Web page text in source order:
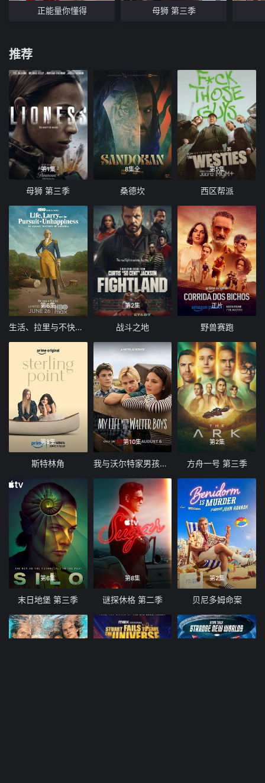
正能量你懂得 母狮 第三季
推荐
第1集
母狮 第三季
8集全
桑德坎
第5集
西区帮派
第6集
生活、拉里与不快乐的追求：一部美国史
第2集
战斗之地
正片
野兽赛跑
第8集
斯特林角
第10集
我与沃尔特家男孩的生活 第三季
第2集
方舟一号 第三季
第6集
末日地堡 第三季
第8集
谜探休格 第二季
第2集
贝尼多姆命案